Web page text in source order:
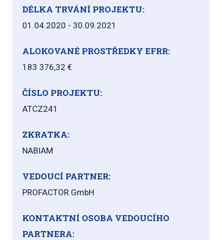
DÉLKA TRVÁNÍ PROJEKTU:
01.04.2020 - 30.09.2021
ALOKOVANÉ PROSTŘEDKY EFRR:
183 376,32 €
ČÍSLO PROJEKTU:
ATCZ241
ZKRATKA:
NABIAM
VEDOUCÍ PARTNER:
PROFACTOR GmbH
KONTAKTNÍ OSOBA VEDOUCÍHO
PARTNERA: